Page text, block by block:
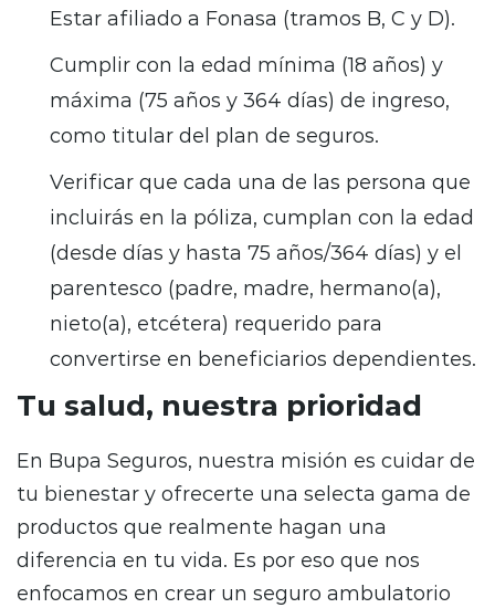
Estar aﬁliado a Fonasa (tramos B, C y D).
Cumplir con la edad mínima (18 años) y
máxima (75 años y 364 días) de ingreso,
como titular del plan de seguros.
Verificar que cada una de las persona que
incluirás en la póliza, cumplan con la edad
(desde días y hasta 75 años/364 días) y el
parentesco (padre, madre, hermano(a),
nieto(a), etcétera) requerido para
convertirse en beneficiarios dependientes.
Tu salud, nuestra prioridad
En Bupa Seguros, nuestra misión es cuidar de
tu bienestar y ofrecerte una selecta gama de
productos que realmente hagan una
diferencia en tu vida. Es por eso que nos
enfocamos en crear un seguro ambulatorio